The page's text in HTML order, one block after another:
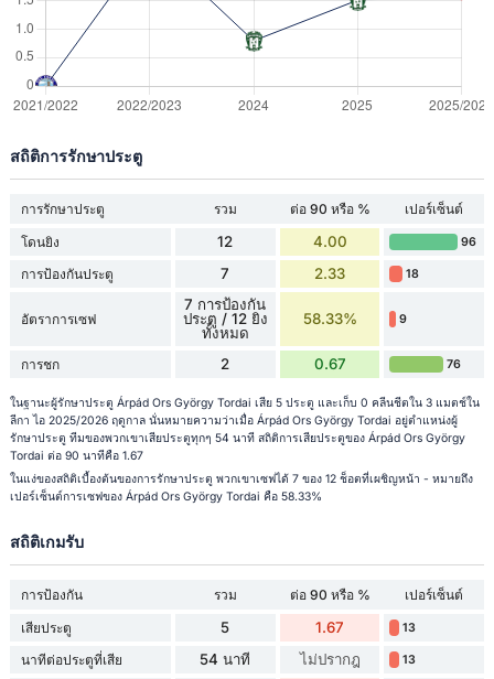
สถิติการรักษาประตู
การรักษาประตู รวม ต่อ 90 หรือ %
เปอร์เซ็นต์
โดนยิง
12 4.00 96
การป้องกันประตู 7 2.33 18
อัตราการเซฟ
7 การป้องกัน
ประตู / 12 ยิง
ทั้งหมด
58.33% 9
การชก 2 0.67 76
ในฐานะผู้รักษาประตู Árpád Ors György Tordai เสีย 5 ประตู และเก็บ 0 คลีนชีตใน 3 แมตช์ใน
ลีกา ไอ 2025/2026 ฤดูกาล นั่นหมายความว่าเมื่อ Árpád Ors György Tordai อยู่ตำแหน่งผู้
รักษาประตู ทีมของพวกเขาเสียประตูทุกๆ 54 นาที สถิติการเสียประตูของ Árpád Ors György
Tordai ต่อ 90 นาทีคือ 1.67
ในแง่ของสถิติเบื้องต้นของการรักษาประตู พวกเขาเซฟได้ 7 ของ 12 ช็อตที่เผชิญหน้า - หมายถึง
เปอร์เซ็นต์การเซฟของ Árpád Ors György Tordai คือ 58.33%
สถิติเกมรับ
การป้องกัน รวม ต่อ 90 หรือ %
เปอร์เซ็นต์
เสียประตู
5 1.67 13
นาทีต่อประตูที่เสีย 54 นาที ไม่ปรากฎ 13